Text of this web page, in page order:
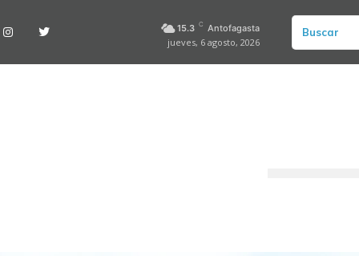
15.3 C Antofagasta
jueves, 6 agosto, 2026
Buscar